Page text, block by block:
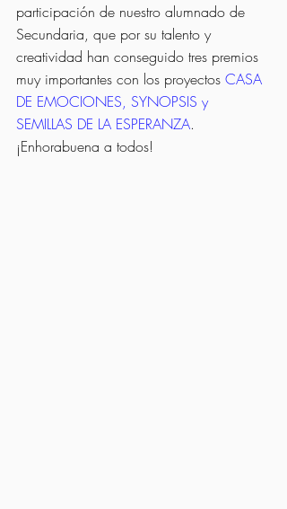
participación de nuestro alumnado de
Secundaria, que por su talento y
creatividad han conseguido tres premios
muy importantes con los proyectos CASA
DE EMOCIONES, SYNOPSIS y
SEMILLAS DE LA ESPERANZA.
¡Enhorabuena a todos!